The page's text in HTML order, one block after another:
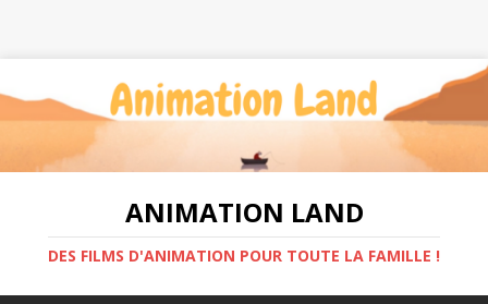
ANIMATION LAND
DES FILMS D'ANIMATION POUR TOUTE LA FAMILLE !